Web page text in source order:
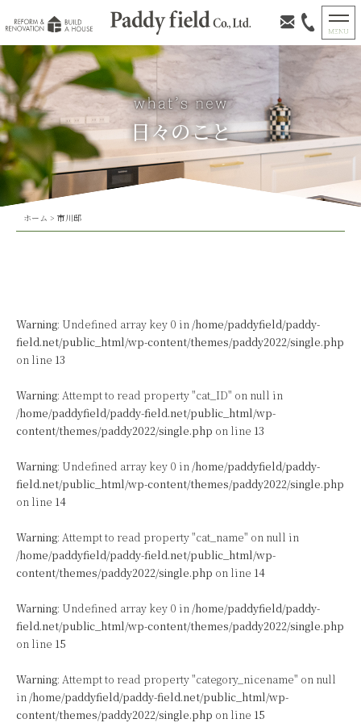
日々のこと
ホーム > 市川邸
Warning: Undefined array key 0 in /home/paddyfield/paddy-
field.net/public_html/wp-content/themes/paddy2022/single.php
on line 13
Warning: Attempt to read property "cat_ID" on null in
/home/paddyfield/paddy-field.net/public_html/wp-
content/themes/paddy2022/single.php on line 13
Warning: Undefined array key 0 in /home/paddyfield/paddy-
field.net/public_html/wp-content/themes/paddy2022/single.php
on line 14
Warning: Attempt to read property "cat_name" on null in
/home/paddyfield/paddy-field.net/public_html/wp-
content/themes/paddy2022/single.php on line 14
Warning: Undefined array key 0 in /home/paddyfield/paddy-
field.net/public_html/wp-content/themes/paddy2022/single.php
on line 15
Warning: Attempt to read property "category_nicename" on null
in /home/paddyfield/paddy-field.net/public_html/wp-
content/themes/paddy2022/single.php on line 15